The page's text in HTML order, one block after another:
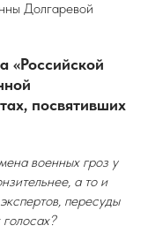
Долгаревой
«Российской
посвятивших
военных гроз у
а то и
пересуды